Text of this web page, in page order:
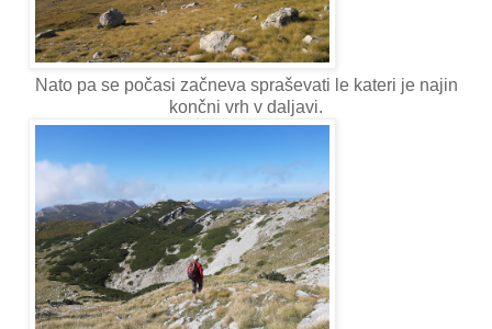
Nato pa se počasi začneva spraševati le kateri je najin
končni vrh v daljavi.